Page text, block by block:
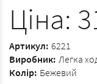
Ціна:
Артикул: 6221
Виробник: Легка
Колір: Бежевий